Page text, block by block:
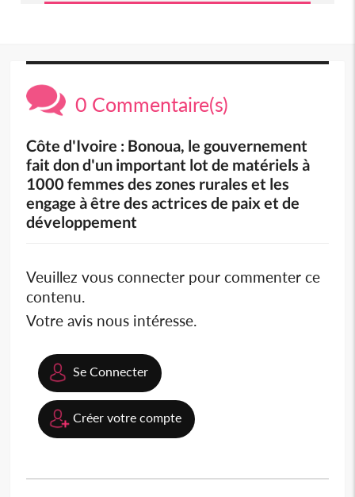
0 Commentaire(s)
Côte d'Ivoire : Bonoua, le gouvernement
fait don d'un important lot de matériels à
1000 femmes des zones rurales et les
engage à être des actrices de paix et de
développement
Veuillez vous connecter pour commenter ce
contenu.
Votre avis nous intéresse.
Se Connecter
Créer votre compte